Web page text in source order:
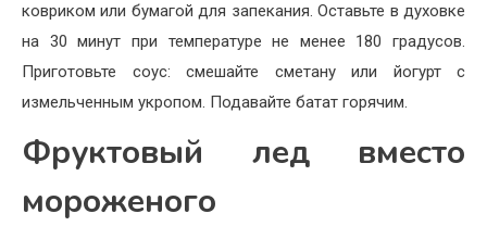
ковриком или бумагой для запекания. Оставьте в духовке
на 30 минут при температуре не менее 180 градусов.
Приготовьте соус: смешайте сметану или йогурт с
измельченным укропом. Подавайте батат горячим.
Фруктовый лед вместо
мороженого